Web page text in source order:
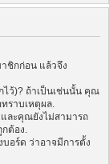
ชิกก่อน แล้วจึง
ว้)? ถ้าเป็นเช่นนั้น คุณ
ราบเหตุผล.
ละคุณยังไม่สามารถ
กต้อง.
อร์ด ว่าอาจมีการตั้ง